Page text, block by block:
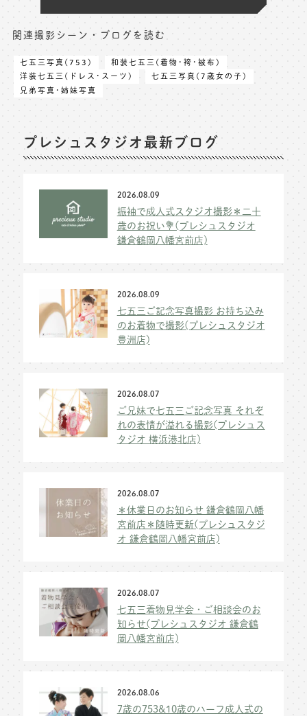
関連撮影シーン・ブログを読む
七五三写真(753)
和装七五三(着物･袴･被布)
洋装七五三(ドレス･スーツ)
七五三写真(7歳女の子)
兄弟写真･姉妹写真
プレシュスタジオ最新ブログ
2026.08.09
振袖で成人式スタジオ撮影＊二十
歳のお祝い💐(プレシュスタジオ
鎌倉鶴岡八幡宮前店)
2026.08.09
七五三ご記念写真撮影 お持ち込み
のお着物で撮影(プレシュスタジオ
豊洲店)
2026.08.07
ご兄妹で七五三ご記念写真 それぞ
れの表情が溢れる撮影(プレシュス
タジオ 横浜港北店)
2026.08.07
＊休業日のお知らせ 鎌倉鶴岡八幡
宮前店＊随時更新(プレシュスタジ
オ 鎌倉鶴岡八幡宮前店)
2026.08.07
七五三着物見学会・ご相談会のお
知らせ(プレシュスタジオ 鎌倉鶴
岡八幡宮前店)
2026.08.06
7歳の753&10歳のハーフ成人式の